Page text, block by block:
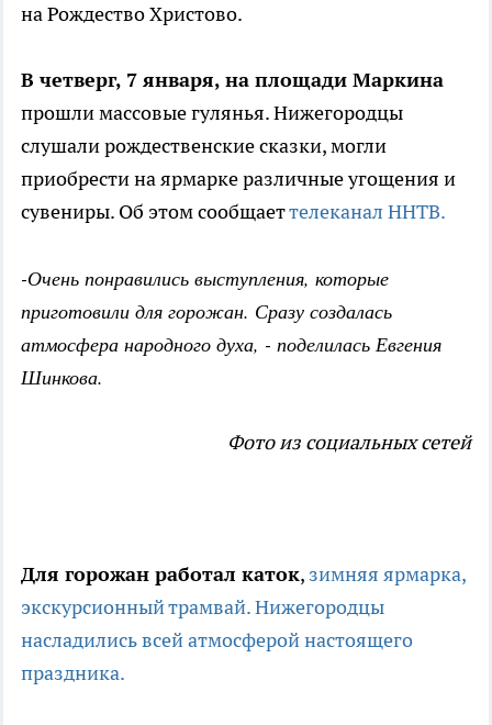
на Рождество Христово.
В четверг, 7 января, на площади Маркина
прошли массовые гулянья. Нижегородцы
слушали рождественские сказки, могли
приобрести на ярмарке различные угощения и
сувениры. Об этом сообщаеттелеканал ННТВ.
-Очень понравились выступления, которые
приготовили для горожан. Сразу создалась
атмосфера народного духа, - поделилась Евгения
Шинкова.
Фото из социальных сетей
Для горожан работал каток, зимняя ярмарка,
экскурсионный трамвай. Нижегородцы
насладились всей атмосферой настоящего
праздника.